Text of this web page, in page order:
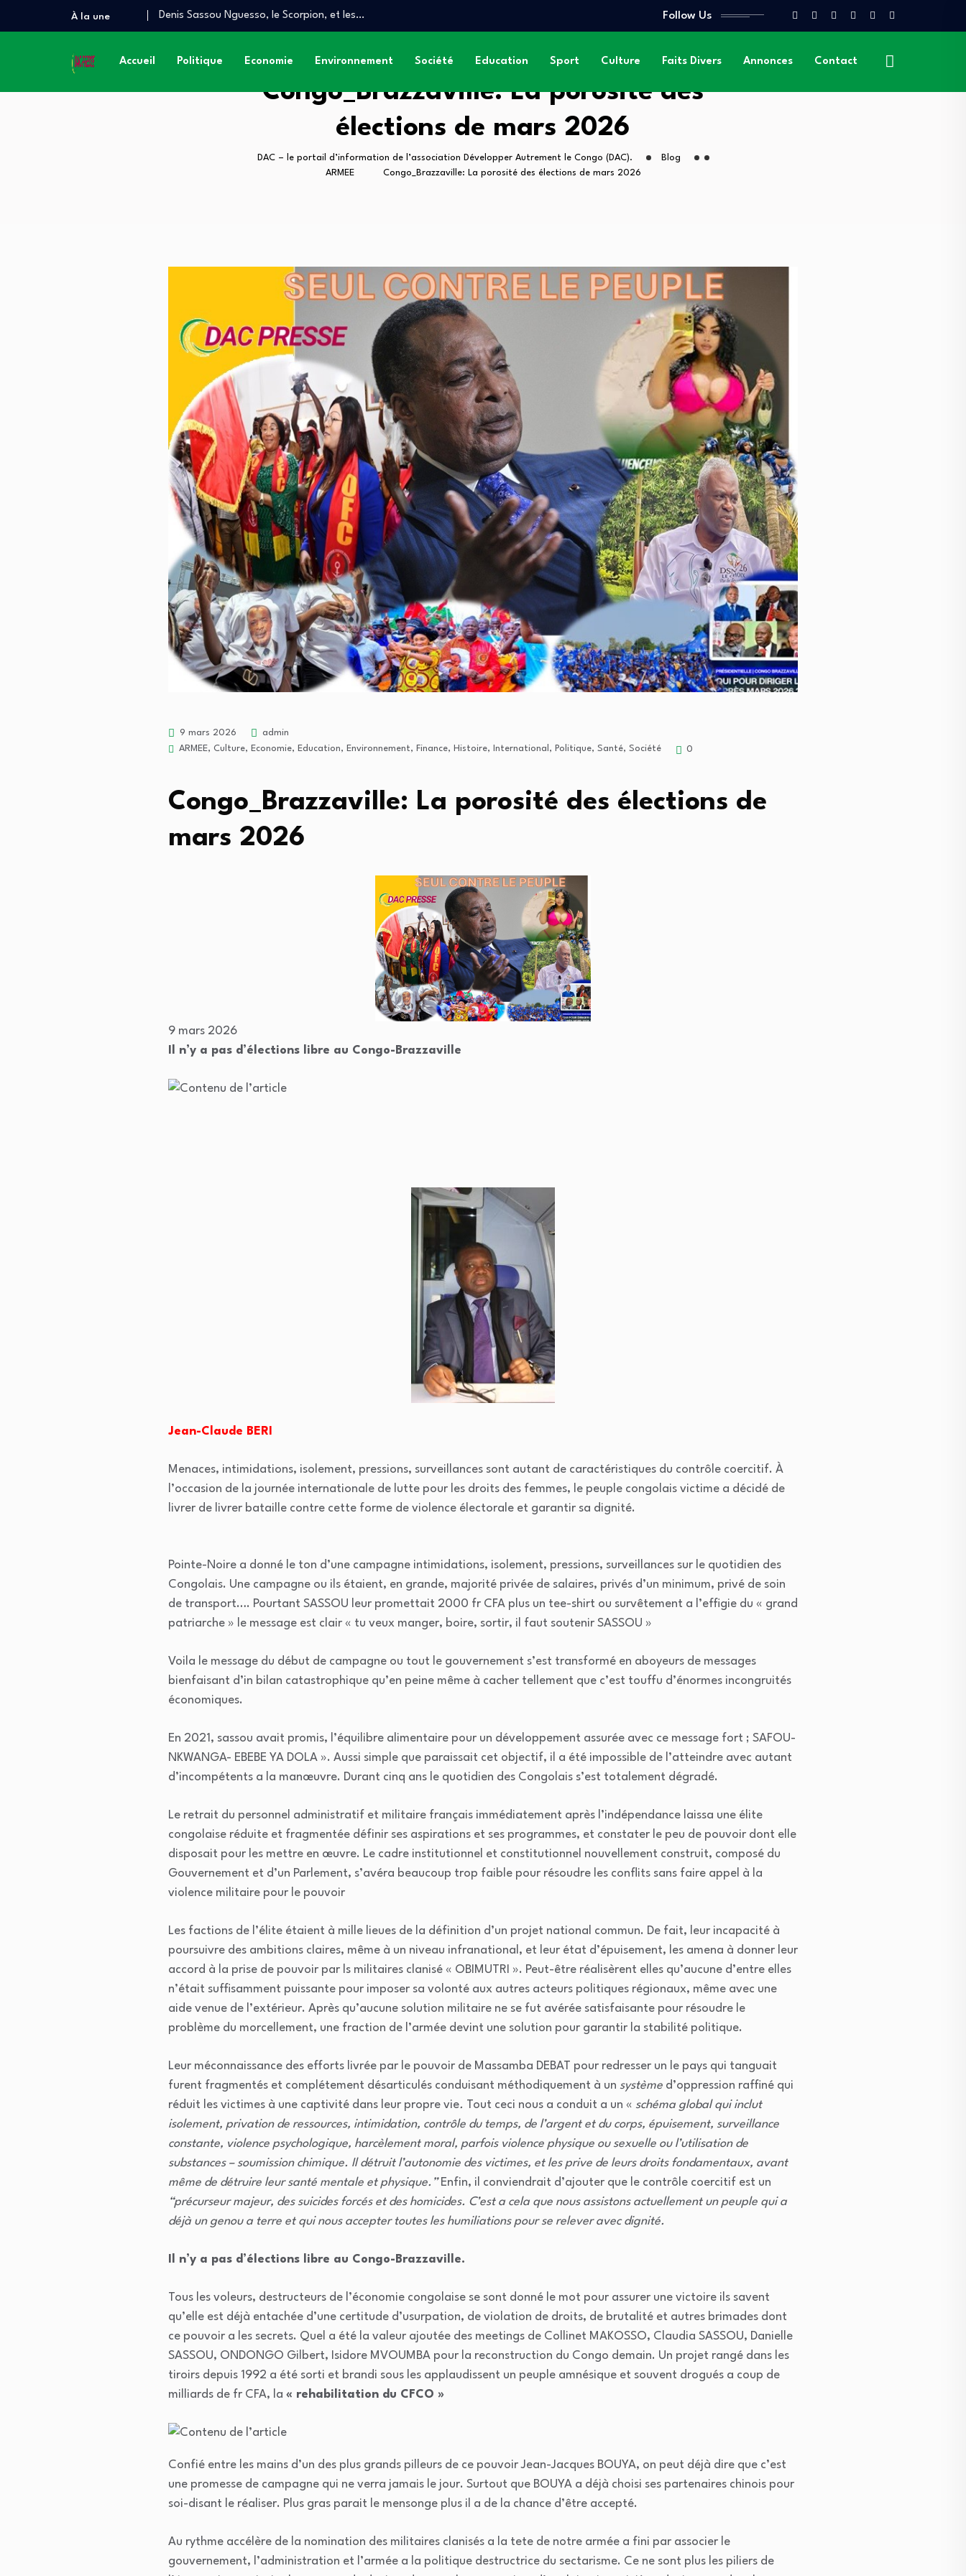
À la une
Denis Sassou Nguesso, le Scorpion, et les…
Quand le Congo brûle, le Prince danse
Follow Us
Accueil Politique Economie Environnement Société Education Sport Culture Faits Divers Annonces Contact
Congo_Brazzaville: La porosité des
élections de mars 2026
DAC – le portail d’information de l’association Développer Autrement le Congo (DAC).
Blog
ARMEE
Congo_Brazzaville: La porosité des élections de mars 2026
9 mars 2026
admin
ARMEE, Culture, Economie, Education, Environnement, Finance, Histoire, International , Politique, Santé, Société 0
Congo_Brazzaville: La porosité des élections de
mars 2026
9 mars 2026
Il n’y a pas d’élections libre au Congo-Brazzaville
Jean-Claude BERI
Menaces, intimidations, isolement, pressions, surveillances sont autant de caractéristiques du contrôle coercitif. À
l’occasion de la journée internationale de lutte pour les droits des femmes, le peuple congolais victime a décidé de
livrer de livrer bataille contre cette forme de violence électorale et garantir sa dignité.
Pointe-Noire a donné le ton d’une campagne intimidations, isolement, pressions, surveillances sur le quotidien des
Congolais. Une campagne ou ils étaient, en grande, majorité privée de salaires, privés d’un minimum, privé de soin
de transport…. Pourtant SASSOU leur promettait 2000 fr CFA plus un tee-shirt ou survêtement a l’effigie du « grand
patriarche » le message est clair « tu veux manger, boire, sortir, il faut soutenir SASSOU »
Voila le message du début de campagne ou tout le gouvernement s’est transformé en aboyeurs de messages
bienfaisant d’in bilan catastrophique qu’en peine même à cacher tellement que c’est touffu d’énormes incongruités
économiques.
En 2021, sassou avait promis, l’équilibre alimentaire pour un développement assurée avec ce message fort ; SAFOU-
NKWANGA- EBEBE YA DOLA ». Aussi simple que paraissait cet objectif, il a été impossible de l’atteindre avec autant
d’incompétents a la manœuvre. Durant cinq ans le quotidien des Congolais s’est totalement dégradé.
Le retrait du personnel administratif et militaire français immédiatement après l’indépendance laissa une élite
congolaise réduite et fragmentée définir ses aspirations et ses programmes, et constater le peu de pouvoir dont elle
disposait pour les mettre en œuvre. Le cadre institutionnel et constitutionnel nouvellement construit, composé du
Gouvernement et d’un Parlement, s’avéra beaucoup trop faible pour résoudre les conflits sans faire appel à la
violence militaire pour le pouvoir
Les factions de l’élite étaient à mille lieues de la définition d’un projet national commun. De fait, leur incapacité à
poursuivre des ambitions claires, même à un niveau infranational, et leur état d’épuisement, les amena à donner leur
accord à la prise de pouvoir par ls militaires clanisé « OBIMUTRI ». Peut-être réalisèrent elles qu’aucune d’entre elles
n’était suffisamment puissante pour imposer sa volonté aux autres acteurs politiques régionaux, même avec une
aide venue de l’extérieur. Après qu’aucune solution militaire ne se fut avérée satisfaisante pour résoudre le
problème du morcellement, une fraction de l’armée devint une solution pour garantir la stabilité politique.
Leur méconnaissance des efforts livrée par le pouvoir de Massamba DEBAT pour redresser un le pays qui tanguait
furent fragmentés et complétement désarticulés conduisant méthodiquement à un système d’oppression raffiné qui
réduit les victimes à une captivité dans leur propre vie. Tout ceci nous a conduit a un « schéma global qui inclut
isolement, privation de ressources, intimidation, contrôle du temps, de l’argent et du corps, épuisement, surveillance
constante, violence psychologique, harcèlement moral, parfois violence physique ou sexuelle ou l’utilisation de
substances – soumission chimique. Il détruit l’autonomie des victimes, et les prive de leurs droits fondamentaux, avant
même de détruire leur santé mentale et physique.”Enfin, il conviendrait d’ajouter que le contrôle coercitif est un
“précurseur majeur, des suicides forcés et des homicides. C’est a cela que nous assistons actuellement un peuple qui a
déjà un genou a terre et qui nous accepter toutes les humiliations pour se relever avec dignité.
Il n’y a pas d’élections libre au Congo-Brazzaville.
Tous les voleurs, destructeurs de l’économie congolaise se sont donné le mot pour assurer une victoire ils savent
qu’elle est déjà entachée d’une certitude d’usurpation, de violation de droits, de brutalité et autres brimades dont
ce pouvoir a les secrets. Quel a été la valeur ajoutée des meetings de Collinet MAKOSSO, Claudia SASSOU, Danielle
SASSOU, ONDONGO Gilbert, Isidore MVOUMBA pour la reconstruction du Congo demain. Un projet rangé dans les
tiroirs depuis 1992 a été sorti et brandi sous les applaudissent un peuple amnésique et souvent drogués a coup de
milliards de fr CFA, la « rehabilitation du CFCO »
Confié entre les mains d’un des plus grands pilleurs de ce pouvoir Jean-Jacques BOUYA, on peut déjà dire que c’est
une promesse de campagne qui ne verra jamais le jour. Surtout que BOUYA a déjà choisi ses partenaires chinois pour
soi-disant le réaliser. Plus gras parait le mensonge plus il a de la chance d’être accepté.
Au rythme accélère de la nomination des militaires clanisés a la tete de notre armée a fini par associer le
gouvernement, l’administration et l’armée a la politique destructrice du sectarisme. Ce ne sont plus les piliers de